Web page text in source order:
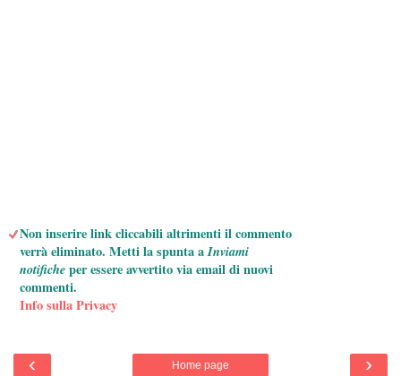
Non inserire link cliccabili altrimenti il commento
verrà eliminato. Metti la spunta aInviami
notificheper essere avvertito via email di nuovi
commenti.
Info sulla Privacy
‹ ›
Home page